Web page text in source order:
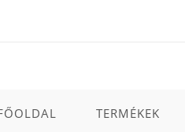
TERMÉKEK